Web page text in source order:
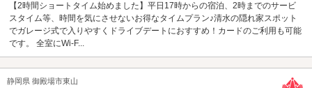
【2時間ショートタイム始めました】平日17時からの宿泊、2時までのサービ
スタイム等、時間を気にさせないお得なタイムプラン♪清水の隠れ家スポット
でガレージ式で入りやすくドライブデートにおすすめ！カードのご利用も可能
です。 全室にWi-F...
静岡県 御殿場市東山